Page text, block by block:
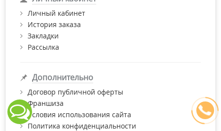
Личный кабинет
История заказа
Закладки
Рассылка
Дополнительно
Договор публичной оферты
Франшиза
Условия использования сайта
Политика конфиденциальности